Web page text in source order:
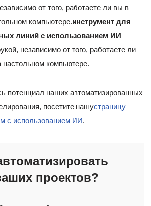
от того, работаете ли вы в
компьютере.инструмент для
линий с использованием ИИ
независимо от того, работаете ли
настольном компьютере.
потенциал наших автоматизированных
посетите нашустраницу
с использованием ИИ.
проектов?